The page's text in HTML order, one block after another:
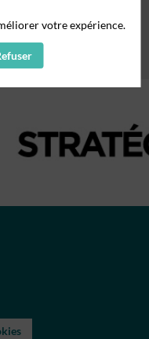
votre expérience.